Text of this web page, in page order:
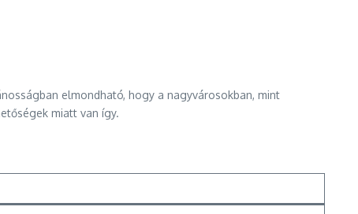
elmondható, hogy a nagyvárosokban, mint
miatt van így.